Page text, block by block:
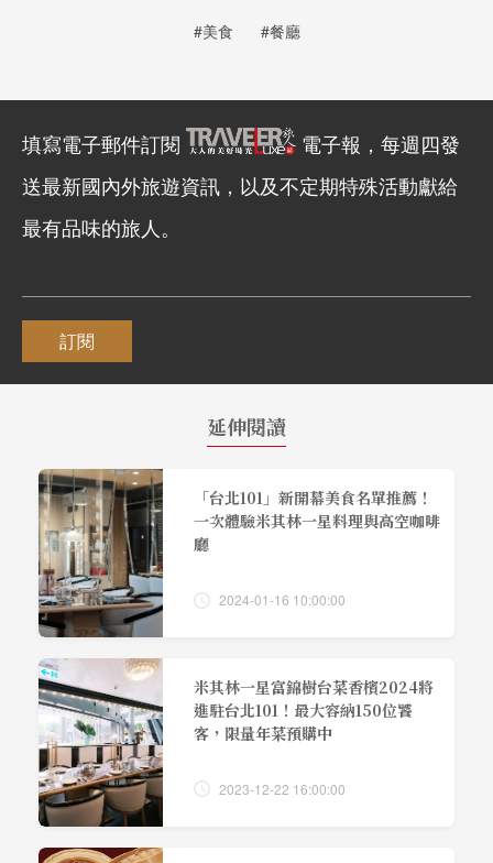
#美食 #餐廳
填寫電子郵件訂閱
電子報，每週四發
送最新國內外旅遊資訊，以及不定期特殊活動獻給
最有品味的旅人。
訂閱
延伸閱讀
「台北101」新開幕美食名單推薦！
一次體驗米其林一星料理與高空咖啡
廳
2024-01-16 10:00:00
米其林一星富錦樹台菜香檳2024將
進駐台北101！最大容納150位饕
客，限量年菜預購中
2023-12-22 16:00:00